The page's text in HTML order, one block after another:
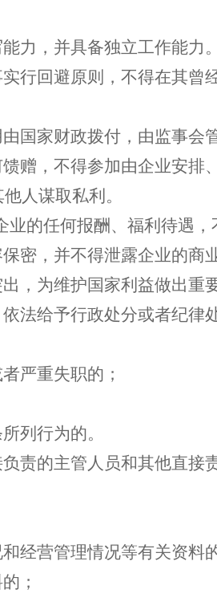
力，并具备独立工作能力。
行回避原则，不得在其曾
国家财政拨付，由监事会
赠，不得参加由企业安排
人谋取私利。
的任何报酬、福利待遇，
密，并不得泄露企业的商业
，为维护国家利益做出重
法给予行政处分或者纪律
严重失职的；
列行为的。
责的主管人员和其他直接
经营管理情况等有关资料
；